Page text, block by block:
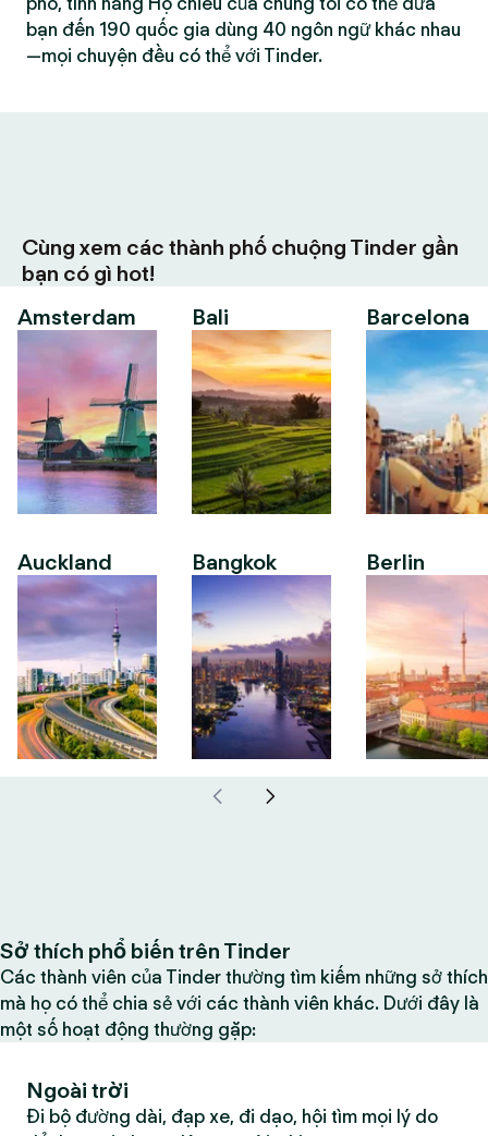
bạn đến 190 quốc gia dùng 40 ngôn ngữ khác nhau
—mọi chuyện đều có thể với Tinder.
Cùng xem các thành phố chuộng Tinder gần
bạn có gì hot!
Amsterdam
Auckland
Bali
Bangkok
Barcelona
Berlin
Sở thích phổ biến trên Tinder
Các thành viên của Tinder thường tìm kiếm những sở thích
mà họ có thể chia sẻ với các thành viên khác. Dưới đây là
một số hoạt động thường gặp:
Ngoài trời
Đi bộ đường dài, đạp xe, đi dạo, hội tìm mọi lý do